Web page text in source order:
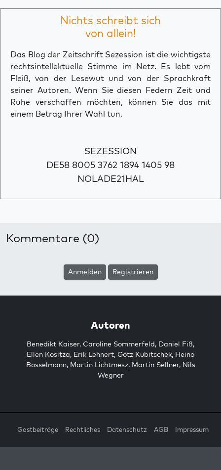
Nichts schreibt sich
von allein!
Das Blog der Zeitschrift Sezession ist die wichtigste
rechtsintellektuelle Stimme im Netz. Es lebt vom
Fleiß, von der Lesewut und von der Sprachkraft
seiner Autoren. Wenn Sie diesen Federn Zeit und
Ruhe verschaffen möchten, können Sie das mit
einem Betrag Ihrer Wahl tun.
SEZESSION
DE58 8005 3762 1894 1405 98
NOLADE21HAL
Kommentare (0)
Anmelden Registrieren
Autoren
Benedikt Kaiser, Caroline Sommerfeld, Daniel Fiß,
Ellen Kositza, Erik Lehnert, Götz Kubitschek, Heino
Bosselmann, Martin Lichtmesz, Martin Sellner, Nils
Wegner
Gastbeiträge Rechtliches Datenschutz AGB Impressum